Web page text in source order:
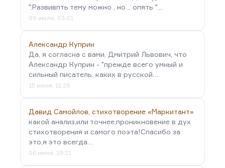
".Развивпть тему можно , но .. опять "…
09 июля, 03:01
Александр Куприн
Да, я согласна с вами, Дмитрий Львович, что
Александр Куприн - "прежде всего умный и
сильный писатель, каких в русской…
15 июня, 11:29
Давид Самойлов, стихотворение «Маркитант»
какой анализ,или точнее,проникновение в дух
стихотворения и самого поэта!Спасибо за
это,я это всегда…
06 июня, 19:21